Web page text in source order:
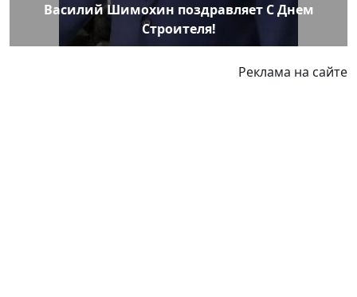
Василий Шимохин поздравляет С Днем
Строителя!
Реклама на сайте